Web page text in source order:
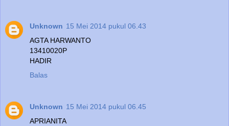
Unknown 15 Mei 2014 pukul 06.43
AGTA HARWANTO
13410020P
HADIR
Balas
Unknown 15 Mei 2014 pukul 06.45
APRIANITA